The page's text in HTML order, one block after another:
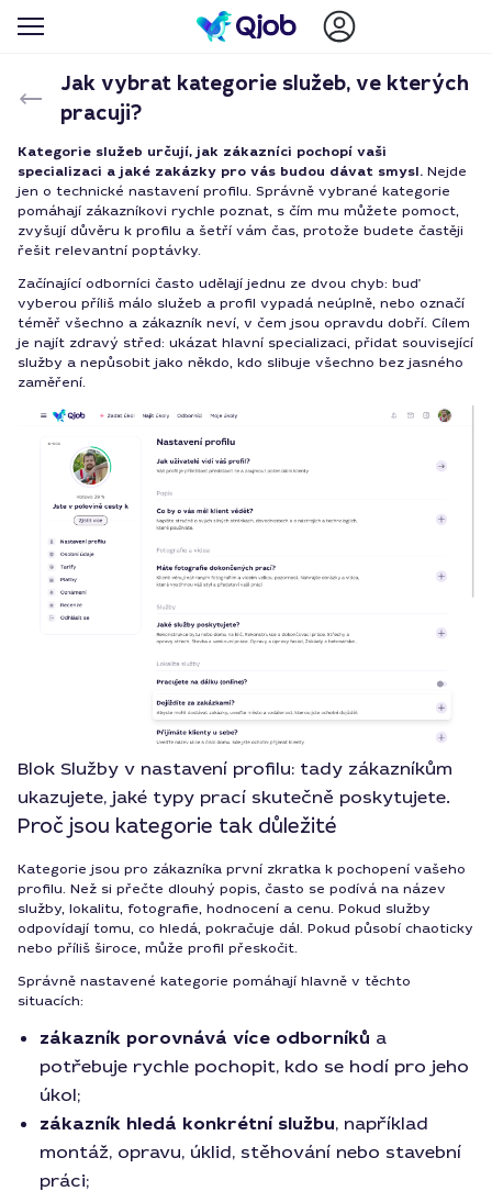
Jak vybrat kategorie služeb, ve kterých
pracuji?
Kategorie služeb určují, jak zákazníci pochopí vaši
specializaci a jaké zakázky pro vás budou dávat smysl. Nejde
jen o technické nastavení profilu. Správně vybrané kategorie
pomáhají zákazníkovi rychle poznat, s čím mu můžete pomoct,
zvyšují důvěru k profilu a šetří vám čas, protože budete častěji
řešit relevantní poptávky.
Začínající odborníci často udělají jednu ze dvou chyb: buď
vyberou příliš málo služeb a profil vypadá neúplně, nebo označí
téměř všechno a zákazník neví, v čem jsou opravdu dobří. Cílem
je najít zdravý střed: ukázat hlavní specializaci, přidat související
služby a nepůsobit jako někdo, kdo slibuje všechno bez jasného
zaměření.
Blok Služby v nastavení profilu: tady zákazníkům
ukazujete, jaké typy prací skutečně poskytujete.
Proč jsou kategorie tak důležité
Kategorie jsou pro zákazníka první zkratka k pochopení vašeho
profilu. Než si přečte dlouhý popis, často se podívá na název
služby, lokalitu, fotografie, hodnocení a cenu. Pokud služby
odpovídají tomu, co hledá, pokračuje dál. Pokud působí chaoticky
nebo příliš široce, může profil přeskočit.
Správně nastavené kategorie pomáhají hlavně v těchto
situacích:
zákazník porovnává více odborníků a
potřebuje rychle pochopit, kdo se hodí pro jeho
úkol;
zákazník hledá konkrétní službu, například
montáž, opravu, úklid, stěhování nebo stavební
práci;